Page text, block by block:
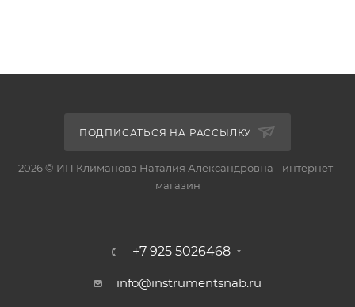
ПОДПИСАТЬСЯ НА РАССЫЛКУ
2026 © ИП Климанова Наталия Александровна - интернет-
магазин
+7 925 5026468
info@instrumentsnab.ru